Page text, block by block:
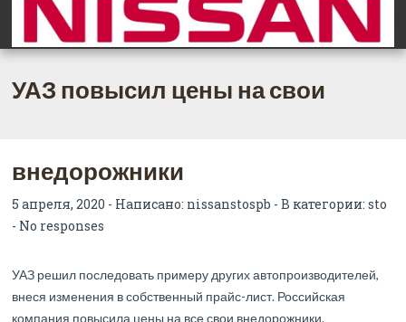
УАЗ повысил цены на свои
внедорожники
5 апреля, 2020 - Написано: nissanstospb - В категории:sto
- No responses
УАЗ решил последовать примеру других автопроизводителей,
внеся изменения в собственный прайс-лист. Российская
компания повысила цены на все свои внедорожники.